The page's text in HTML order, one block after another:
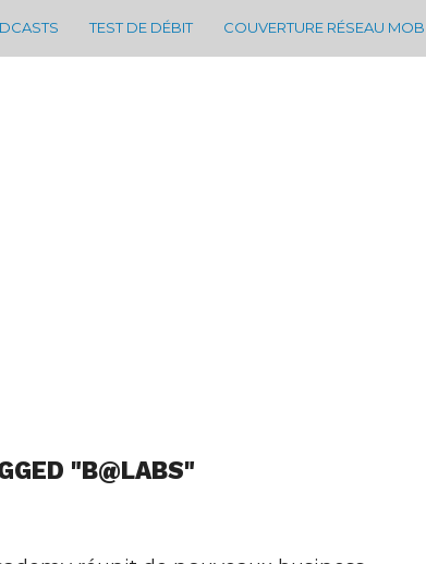
TEST DE DÉBIT COUVERTURE RÉSEAU
"B@LABS"